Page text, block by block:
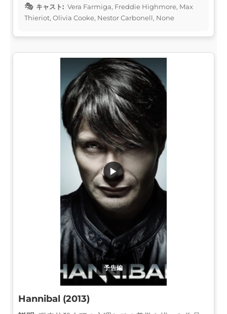
キャスト: Vera Farmiga, Freddie Highmore, Max
Thieriot, Olivia Cooke, Nestor Carbonell, None
予告編
▶
Hannibal (2013)